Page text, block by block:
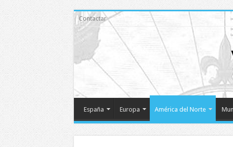
Contactar
España Europa América del Norte